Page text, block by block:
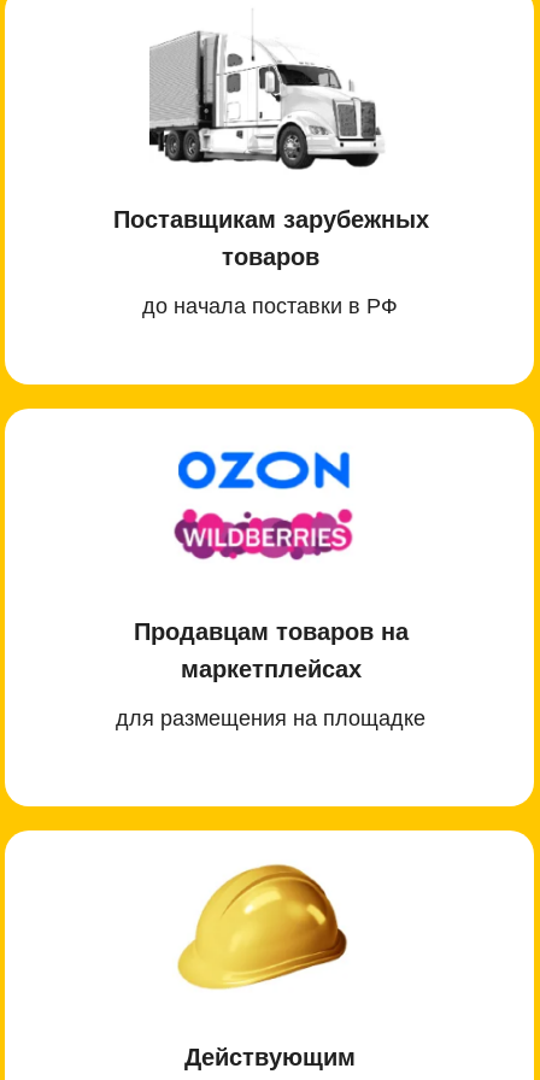
Поставщикам зарубежных
товаров
Продавцам товаров на
маркетплейсах
до начала поставки в РФ
Действующим
для размещения на площадке